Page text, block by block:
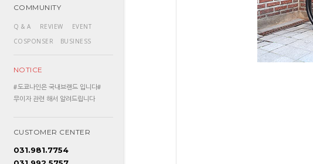
COMMUNITY
Q & A REVIEW
EVENT
COSPONSER
BUSINESS
NOTICE
#도쿄나인은 국내브랜드 입니다#
무이자 관련 해서 알려드립니다
CUSTOMER CENTER
031.981.7754